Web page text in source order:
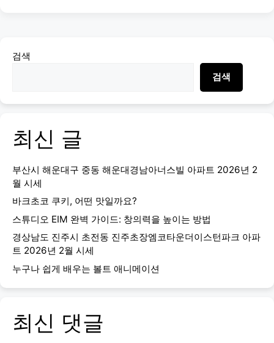
검색
검색
최신 글
부산시 해운대구 중동 해운대경남아너스빌 아파트 2026년 2
월 시세
바크초코 쿠키, 어떤 맛일까요?
스튜디오 EIM 완벽 가이드: 창의력을 높이는 방법
경상남도 진주시 초전동 진주초장엠코타운더이스턴파크 아파
트 2026년 2월 시세
누구나 쉽게 배우는 볼트 애니메이션
최신 댓글